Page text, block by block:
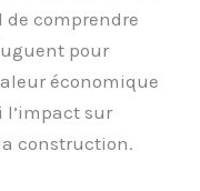
de comprendre
pour
économique
l’impact sur
construction.